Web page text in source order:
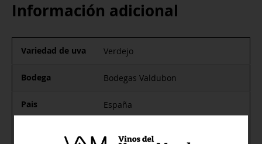
Información adicional
Variedad de uva Verdejo
Bodega Bodegas Valdubon
Pais España